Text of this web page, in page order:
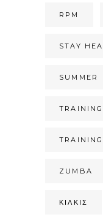
RPM
STAY
SUMMER
TRAINING
ZUMBA
ΚΙΛΚΊΣ